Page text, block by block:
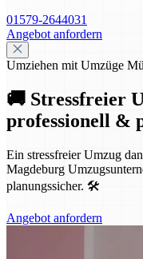
01579-2644031
Angebot anfordern
Umziehen mit Umzüge
🚚 Stressfreier
professionell &
Ein stressfreier Umzug
Magdeburg
planungssicher. 🛠️
Angebot anfordern